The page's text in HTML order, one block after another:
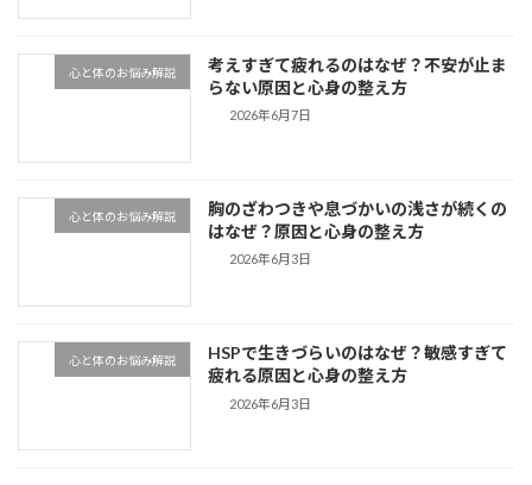
心と体のお悩み解説
考えすぎて疲れるのはなぜ？不安が止ま
らない原因と心身の整え方
2026年6月7日
心と体のお悩み解説
胸のざわつきや息づかいの浅さが続くの
はなぜ？原因と心身の整え方
2026年6月3日
心と体のお悩み解説
HSPで生きづらいのはなぜ？敏感すぎて
疲れる原因と心身の整え方
2026年6月3日